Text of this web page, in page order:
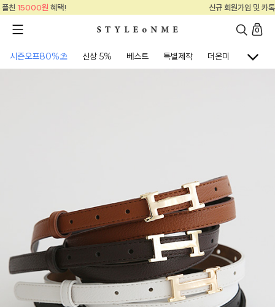
15000원혜택!
0
시즌오프80%⛱ 신상 5% 베스트 특별제작 더온미 골프웨어